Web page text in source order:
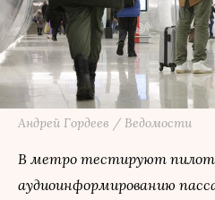
Андрей Гордеев / Ведомости
В метро тестируют
аудиоинформированию